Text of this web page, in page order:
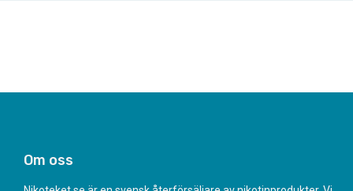
Om oss